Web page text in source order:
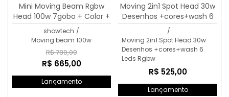
Mini Moving Beam Rgbw
Head 100w 7gobo + Color +
Open
showtech /
Moving beam 100w
R$ 780,00
R$ 665,00
Lançamento
Moving 2in1 Spot Head 30w
Desenhos +cores+wash 6
Leds Rgbw
/
Moving 2in1 Spot Head 30w
Desenhos +cores+wash 6
Leds Rgbw
R$ 525,00
Lançamento